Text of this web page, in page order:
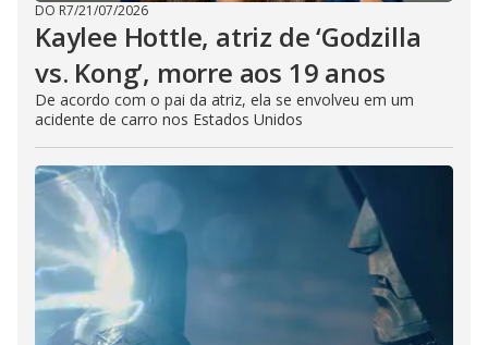
DO R7/21/07/2026
Kaylee Hottle, atriz de ‘Godzilla
vs. Kong’, morre aos 19 anos
De acordo com o pai da atriz, ela se envolveu em um
acidente de carro nos Estados Unidos